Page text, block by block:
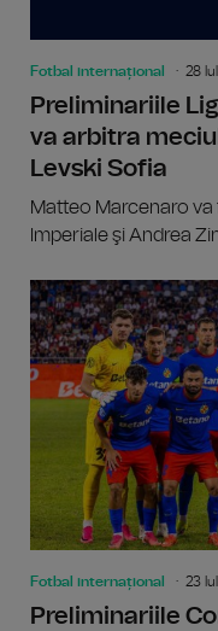
Fotbal internațional 28
Preliminariile
va arbitra
Levski Sofia
Matteo Marcenaro va
Imperiale şi Andrea
Fotbal internațional 23
Preliminariile